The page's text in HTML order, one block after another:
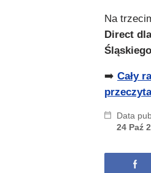
Na
Direct
Śląskiego
➡️ Cały
Data
24 Paź